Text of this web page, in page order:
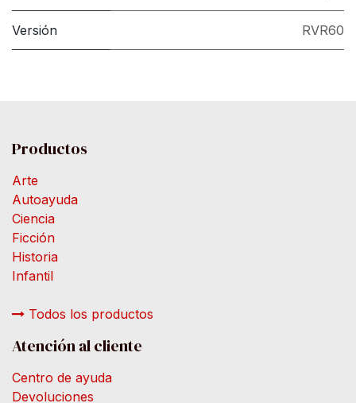
Versión RVR60
Productos
Arte
Autoayuda
Ciencia
Ficción
Historia
Infantil
Todos los productos
Atención al cliente
Centro de ayuda
Devoluciones